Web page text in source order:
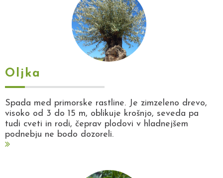
Oljka
Spada med primorske rastline. Je zimzeleno drevo,
visoko od 3 do 15 m, oblikuje krošnjo, seveda pa
tudi cveti in rodi, čeprav plodovi v hladnejšem
podnebju ne bodo dozoreli.